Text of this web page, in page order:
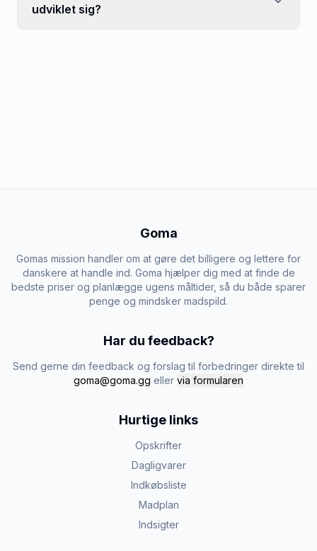
udviklet sig?
Goma
Gomas mission handler om at gøre det billigere og lettere for
danskere at handle ind. Goma hjælper dig med at finde de
bedste priser og planlægge ugens måltider, så du både sparer
penge og mindsker madspild.
Har du feedback?
Send gerne din feedback og forslag til forbedringer direkte til
goma@goma.gg eller via formularen
Hurtige links
Opskrifter
Dagligvarer
Indkøbsliste
Madplan
Indsigter